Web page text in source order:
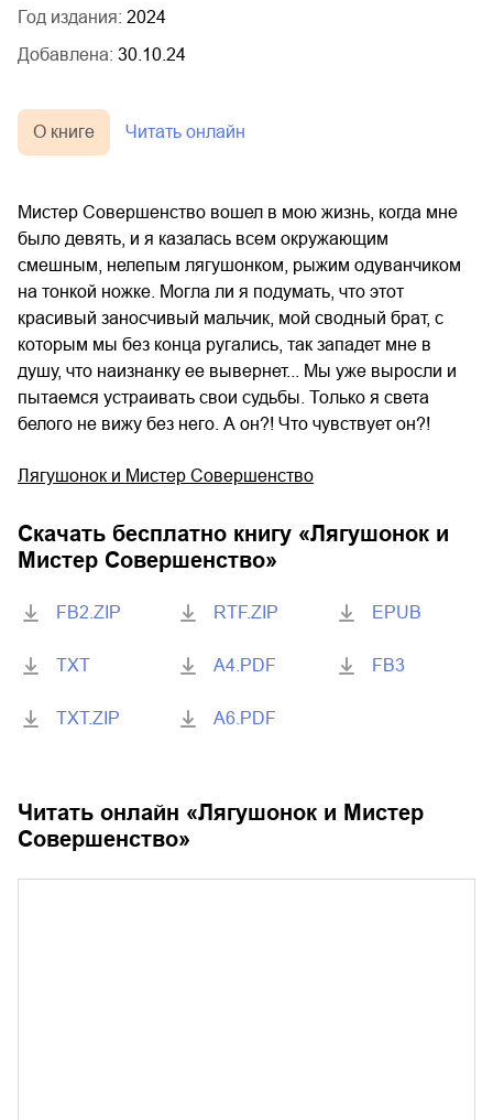
Год издания: 2024
Добавлена: 30.10.24
О книге Читать онлайн
Мистер Совершенство вошел в мою жизнь, когда мне
было девять, и я казалась всем окружающим
смешным, нелепым лягушонком, рыжим одуванчиком
на тонкой ножке. Могла ли я подумать, что этот
красивый заносчивый мальчик, мой сводный брат, с
которым мы без конца ругались, так западет мне в
душу, что наизнанку ее вывернет... Мы уже выросли и
пытаемся устраивать свои судьбы. Только я света
белого не вижу без него. А он?! Что чувствует он?!
Лягушонок и Мистер Совершенство
Скачать бесплатно книгу «Лягушонок и
Мистер Совершенство»
FB2.ZIP
TXT
TXT.ZIP
RTF.ZIP
A4.PDF
A6.PDF
EPUB
FB3
Читать онлайн «Лягушонок и Мистер
Совершенство»